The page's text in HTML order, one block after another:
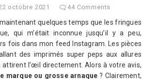
octobre 2021 44 Comments
quelques temps que les fringues
qui m’était inconnue jusqu’il y a peu,
fois dans mon feed Instagram. Les pièces
des imprimés super peps aux allures
attirent l’œil directement. Alors à votre avis,
marque ou grosse arnaque ? Clairement,